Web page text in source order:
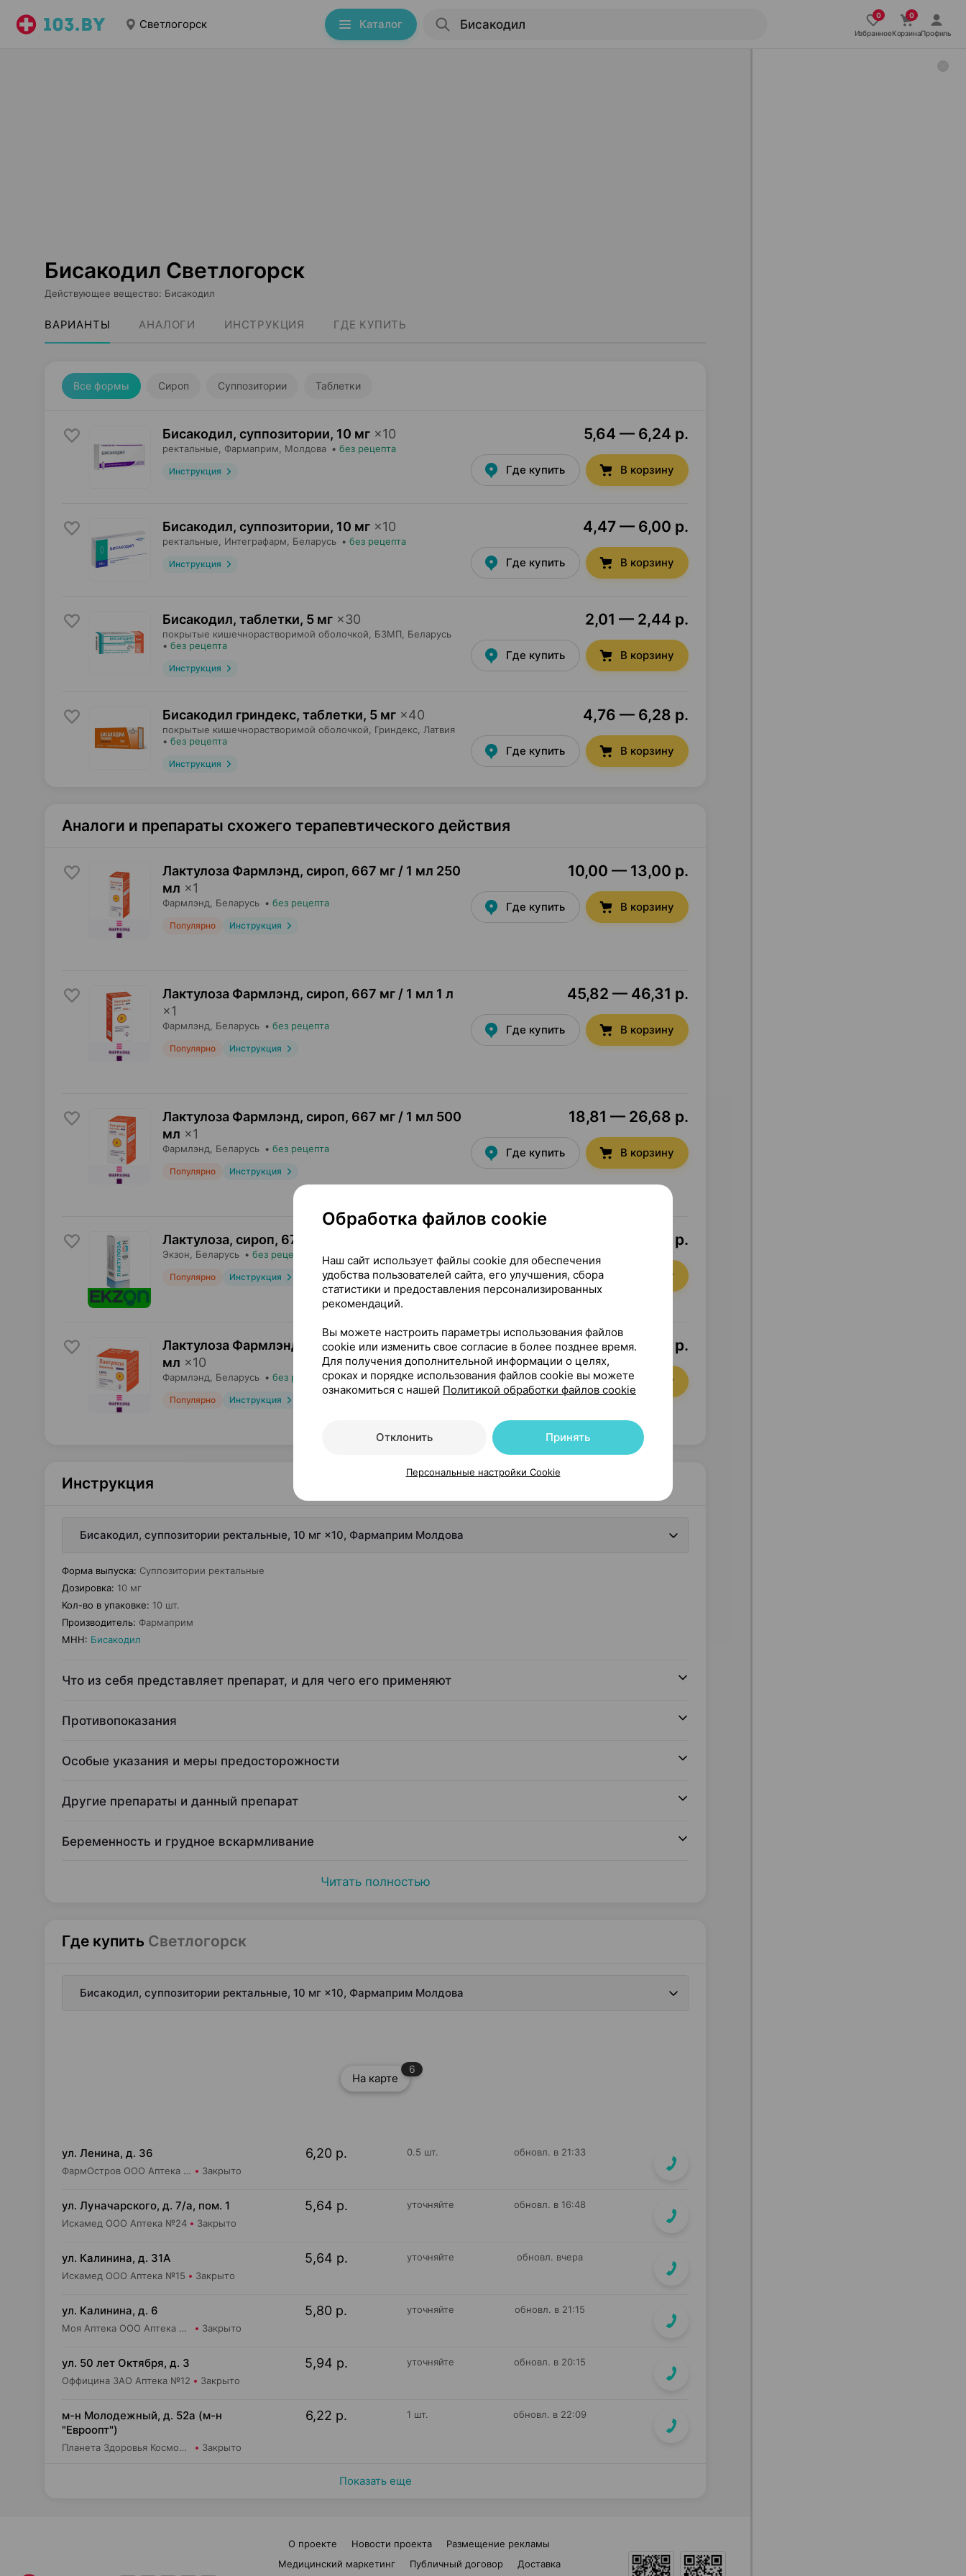
Светлогорск Каталог
ИзбранноеКорзинаПрофиль
Бисакодил Светлогорск
Действующее вещество: Бисакодил
ВАРИАНТЫ АНАЛОГИ ИНСТРУКЦИЯ ГДЕ КУПИТЬ
Все формы Сироп Суппозитории Таблетки
Бисакодил, суппозитории, 10 мг ×10
ректальные, Фармаприм , Молдова • без рецепта
Инструкция
5,64 — 6,24 р.
Где купить В корзину
Бисакодил, суппозитории, 10 мг ×10
ректальные, Интеграфарм , Беларусь • без рецепта
Инструкция
4,47 — 6,00 р.
Где купить В корзину
Бисакодил, таблетки, 5 мг ×30
покрытые кишечнорастворимой оболочкой, БЗМП , Беларусь
• без рецепта
Инструкция
2,01 — 2,44 р.
Где купить В корзину
Бисакодил гриндекс, таблетки, 5 мг ×40
покрытые кишечнорастворимой оболочкой, Гриндекс , Латвия
• без рецепта
Инструкция
4,76 — 6,28 р.
Где купить В корзину
Аналоги и препараты схожего терапевтического действия
Лактулоза Фармлэнд, сироп, 667 мг / 1 мл 250
мл ×1
Фармлэнд , Беларусь • без рецепта
Популярно Инструкция
10,00 — 13,00 р.
Где купить В корзину
Лактулоза Фармлэнд, сироп, 667 мг / 1 мл 1 л
×1
Фармлэнд , Беларусь • без рецепта
Популярно Инструкция
45,82 — 46,31 р.
Где купить В корзину
Лактулоза Фармлэнд, сироп, 667 мг / 1 мл 500
мл ×1
Фармлэнд , Беларусь • без рецепта
Популярно Инструкция
18,81 — 26,68 р.
Где купить В корзину
Лактулоза, сироп, 670 мг / 1 мл 250 мл
Экзон , Беларусь • без рецепта
Популярно Инструкция
11,87 — 13,05 р.
Где купить В корзину
Лактулоза Фармлэнд, сироп,667 мг / 1 мл 15
мл ×10
Фармлэнд , Беларусь • без рецепта
Популярно Инструкция
14,30 — 15,69 р.
Где купить В корзину
Инструкция
Бисакодил, суппозитории ректальные, 10 мг ×10, Фармаприм Молдова
Форма выпуска: Суппозитории ректальные
Дозировка: 10 мг
Кол-во в упаковке: 10 шт.
Производитель: Фармаприм
МНН: Бисакодил
Что из себя представляет препарат, и для чего его применяют
Противопоказания
Особые указания и меры предосторожности
Другие препараты и данный препарат
Беременность и грудное вскармливание
Читать полностью
Где купить Светлогорск
Бисакодил, суппозитории ректальные, 10 мг ×10, Фармаприм Молдова
На карте
6
ул. Ленина, д. 36
ФармОстров ООО Аптека №17 на Ленина Закрыто
6,20 р. 0.5 шт. обновл. в 21:33
ул. Луначарского, д. 7/а, пом. 1
Искамед ООО Аптека №24 Закрыто
5,64 р. уточняйте обновл. в 16:48
ул. Калинина, д. 31А
Искамед ООО Аптека №15 Закрыто
5,64 р. уточняйте обновл. вчера
ул. Калинина, д. 6
Моя Аптека ООО Аптека №37 Закрыто
5,80 р. уточняйте обновл. в 21:15
ул. 50 лет Октября, д. 3
Оффицина ЗАО Аптека №12 Закрыто
5,94 р. уточняйте обновл. в 20:15
м-н Молодежный, д. 52а (м-н
"Евроопт")
Планета Здоровья КосмоФарма ООО Аптека №9 Закрыто
6,22 р. 1 шт. обновл. в 22:09
Показать еще
О проекте Новости проекта
Размещение рекламы
Медицинский маркетинг
Публичный договор Доставка
Обработка файлов cookie
Наш сайт использует файлы cookie для обеспечения
удобства пользователей сайта, его улучшения, сбора
статистики и предоставления персонализированных
рекомендаций.
Вы можете настроить параметры использования файлов
cookie или изменить свое согласие в более позднее время.
Для получения дополнительной информации о целях,
сроках и порядке использования файлов cookie вы можете
ознакомиться с нашей Политикой обработки файлов cookie
Отклонить Принять
Персональные настройки Cookie